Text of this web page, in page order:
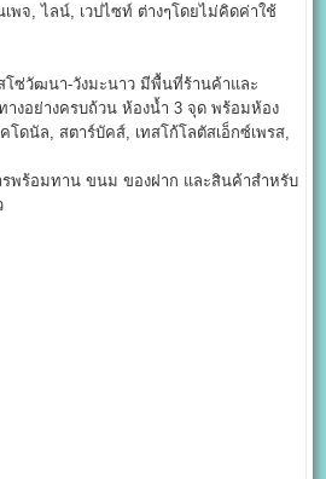
พจ, ไลน์, เวปไซท์ ต่างๆโดยไม่คิดค่าใช้
โซ่วัฒนา-วังมะนาว มีพื้นที่ร้านค้าและ
างอย่างครบถ้วน ห้องน้ำ 3 จุด พร้อมห้อง
ดนัล, สตาร์บัคส์, เทสโก้โลตัสเอ็กซ์เพรส,
พร้อมทาน ขนม ของฝาก และสินค้าสำหรับ